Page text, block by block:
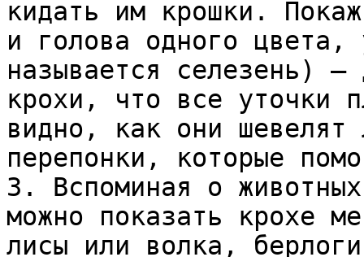
кидать им крошки.
и голова одного
называется селезень) –
крохи, что все уточки
видно, как они шевелят
перепонки, которые
3. Вспоминая о
можно показать крохе
лисы или волка,